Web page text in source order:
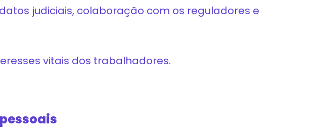
judiciais, colaboração com os reguladores e
vitais dos trabalhadores.